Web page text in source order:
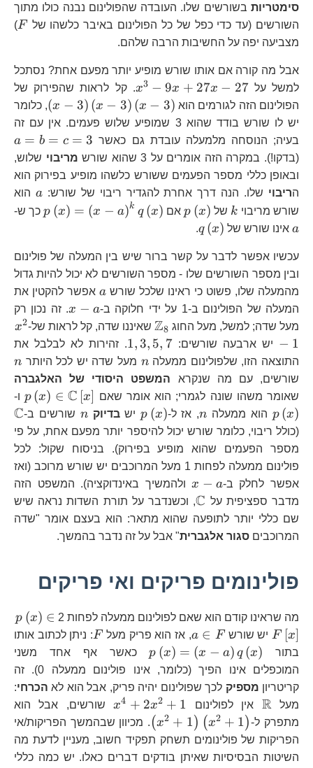
סימטריות בשורשים שלו. העובדה שהפולינום נבנה כולו מתוך
השורשים (עד כדי כפל של כל הפולינום באיבר כלשהו שלF
F
)
מצביעה יפה על החשיבות הרבה שלהם.
אבל מה קורה אם אותו שורש מופיע יותר מפעם אחת? נסתכל
למשל עלx^{3}-9x+27x-
27
x3 − 9x + 27x − 27
. קל לראות שהפירוק של
הפולינום הזה לגורמים הוא
\left(x-
3\right)
(x − 3) (x − 3) (x − 3)
, כלומר
יש לו שורש בודד שהוא 3 שמופיע שלוש פעמים. אין עם זה
בעיה; הנוסחה מלמעלה עובדת גם כאשר
a = b = c = 3
(בדקו!). במקרה הזה אומרים על 3 שהוא שורש מריבוי שלוש,
ובאופן כללי מספר הפעמים ששורש כלשהו מופיע בפירוק הוא
הריבוי שלו. הנה דרך אחרת להגדיר ריבוי של שורש: a
a הוא
שורש מריבוי
k k של p\left(x\right)
p (x) אם p (x) = (x − a)k q (x) כך ש-
a אינו שורש של q\left(x\right)q (x)
.
עכשיו אפשר לדבר על קשר ברור שיש בין המעלה של פולינום
ובין מספר השורשים שלו - מספר השורשים לא יכול להיות גדול
מהמעלה שלו, פשוט כי ראינו שלכל שורש
a
a אפשר להקטין את
המעלה של הפולינום ב-1 על ידי חלוקה ב-
x-
a
x − a
. זה נכון רק
מעל שדה; למשל, מעל החוג
\mathbb{Z}_{8}
Z8 שאיננו שדה, קל לראות של- x2
− 1 יש ארבעה שורשים:
1,3,5,7
1,3, 5, 7
. זהירות לא לבלבל את
התוצאה הזו, שלפולינום ממעלה
n
n מעל שדה יש לכל היותר n
שורשים, עם מה שנקרא המשפט היסודי של האלגברה
שאומר משהו שונה לגמרי; הוא אומר שאם
p (x) ∈ C [x] ו-
p (x) הוא ממעלה n n, אז ל-
p\left(x\right)
p (x) ישבדיוק n
n שורשים ב-C
(כולל ריבוי, כלומר שורש יכול להיספר יותר מפעם אחת, על פי
מספר הפעמים שהוא מופיע בפירוק). בניסוח שקול: לכל
פולינום ממעלה לפחות 1 מעל המרוכבים יש שורש מרוכב (ואז
אפשר לחלק ב-
x-
a
x − a
ולהמשיך באינדוקציה). המשפט הזה
מדבר ספציפית על
\mathbb{C}C, וכשנדבר על תורת השדות נראה שיש
שם כללי יותר לתופעה שהוא מתאר: הוא בעצם אומר "שדה
המרוכבים סגור אלגברית" אבל על זה נדבר בהמשך.
פולינומים פריקים ואי פריקים
מה שראינו קודם הוא שאם לפולינום ממעלה לפחות 2 p (x) ∈
F [x] יש שורש
a\in
F
a ∈ F , אז הוא פריק מעל F
F: ניתן לכתוב אותו
בתור
p\left(x\right)=\left(x-
a\right)q\left(x\right)
p (x) = (x − a) q (x)
כאשר אף אחד משני
המוכפלים אינו הפיך (כלומר, אינו פולינום ממעלה 0). זה
קריטריון מספיק לכך שפולינום יהיה פריק, אבל הוא לא הכרחי:
מעל
\mathbb{R} R אין לפולינום
x^{4}+2x^{2}+1
x4 + 2x2 + 1
שורשים, אבל הוא
מתפרק ל-
(x2 + 1) (x2 + 1)
. מכיוון שבהמשך הפריקות/אי
הפריקות של פולינומים תשחק תפקיד חשוב, מעניין לדעת מה
השיטות הבסיסיות שאיתן בודקים דברים כאלו. יש כמה כללי